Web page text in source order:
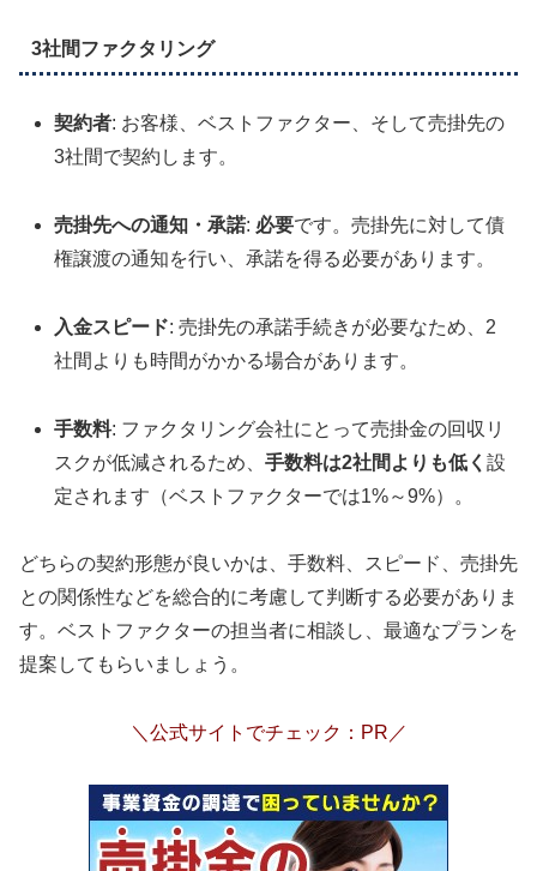
3社間ファクタリング
契約者: お客様、ベストファクター、そして売掛先の
3社間で契約します。
売掛先への通知・承諾: 必要です。売掛先に対して債
権譲渡の通知を行い、承諾を得る必要があります。
入金スピード: 売掛先の承諾手続きが必要なため、2
社間よりも時間がかかる場合があります。
手数料: ファクタリング会社にとって売掛金の回収リ
スクが低減されるため、手数料は2社間よりも低く設
定されます（ベストファクターでは1%～9%）。
どちらの契約形態が良いかは、手数料、スピード、売掛先
との関係性などを総合的に考慮して判断する必要がありま
す。ベストファクターの担当者に相談し、最適なプランを
提案してもらいましょう。
＼公式サイトでチェック：PR／